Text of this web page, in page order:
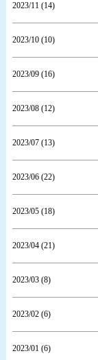
2023/11 (14)
2023/10 (10)
2023/09 (16)
2023/08 (12)
2023/07 (13)
2023/06 (22)
2023/05 (18)
2023/04 (21)
2023/03 (8)
2023/02 (6)
2023/01 (6)